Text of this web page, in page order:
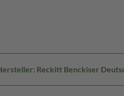
Reckitt Benckiser